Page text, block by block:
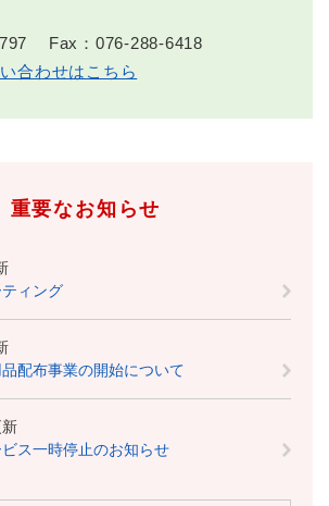
Fax：076-288-6418
合わせはこちら
重要なお知らせ
ィング
配布事業の開始について
ス一時停止のお知らせ